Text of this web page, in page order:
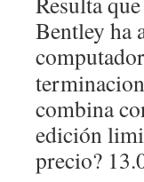
Bentley ha
combina
edición
precio?